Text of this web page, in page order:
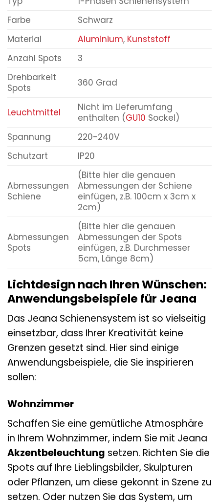
Farbe
Schwarz
Material
Aluminium, Kunststoff
Anzahl Spots
3
Drehbarkeit
Spots
360 Grad
Leuchtmittel
Nicht im Lieferumfang
enthalten (GU10 Sockel)
Spannung
220-240V
Schutzart
IP20
Abmessungen
Schiene
(Bitte hier die genauen
Abmessungen der Schiene
einfügen, z.B. 100cm x 3cm x
2cm)
Abmessungen
Spots
(Bitte hier die genauen
Abmessungen der Spots
einfügen, z.B. Durchmesser
5cm, Länge 8cm)
Lichtdesign nach Ihren Wünschen:
Anwendungsbeispiele für Jeana
Das Jeana Schienensystem ist so vielseitig
einsetzbar, dass Ihrer Kreativität keine
Grenzen gesetzt sind. Hier sind einige
Anwendungsbeispiele, die Sie inspirieren
sollen:
Wohnzimmer
Schaffen Sie eine gemütliche Atmosphäre
in Ihrem Wohnzimmer, indem Sie mit Jeana
Akzentbeleuchtung setzen. Richten Sie die
Spots auf Ihre Lieblingsbilder, Skulpturen
oder Pflanzen, um diese gekonnt in Szene zu
setzen. Oder nutzen Sie das System, um